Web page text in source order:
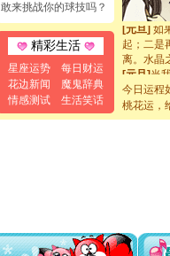
敢来挑战你的球技吗？
精彩生活
星座运势
每日财运
花边新闻
魔鬼辞典
情感测试
生活笑话
你是我专
[元旦]如
起；二是
离。水晶
[元旦]当
泣，这
卖了。水
[春节]风
要平安！
[圣诞节]
今日运程
桃花运，